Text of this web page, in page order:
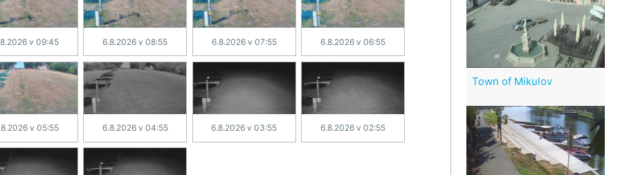
v 09:45 6.8.2026 v 08:55 6.8.2026 v 07:55 6.8.2026 v 06:55
v 05:55 6.8.2026 v 04:55 6.8.2026 v 03:55 6.8.2026 v 02:55
Town of Mikulov